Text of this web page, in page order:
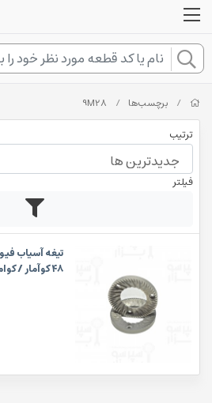
/ برچسب‌ها /
9M28
ترتیب
فیلتر
تیغه آسیاب
۴۸ کوآمار / کوامار قطر۸۳ میلی راستگرد